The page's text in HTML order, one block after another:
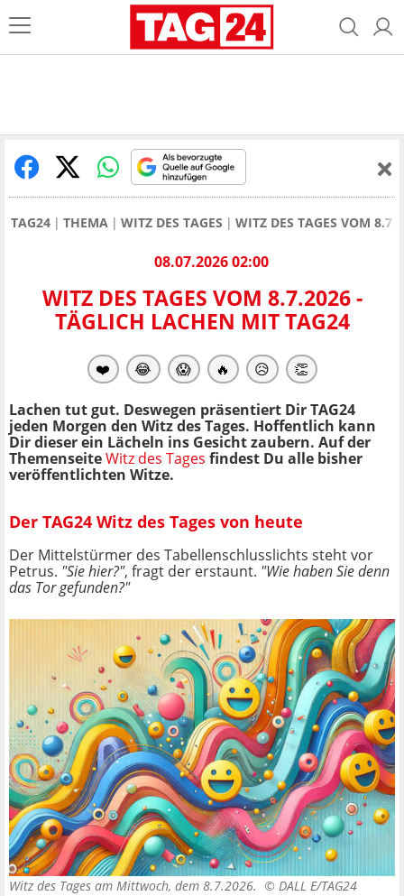
TAG24 THEMA WITZ DES TAGES WITZ DES TAGES VOM
08.07.2026 02:00
WITZ DES TAGES VOM 8.7.2026 -
TÄGLICH LACHEN MIT TAG24
❤️ 😂 😱 🔥 😥 👏
Lachen tut gut. Deswegen präsentiert Dir TAG24
jeden Morgen den Witz des Tages. Hoffentlich kann
Dir dieser ein Lächeln ins Gesicht zaubern. Auf der
ThemenseiteWitz des Tages findest Du alle bisher
veröffentlichten Witze.
Der TAG24 Witz des Tages von heute
Der Mittelstürmer des Tabellenschlusslichts steht vor
Petrus. "Sie hier?", fragt der erstaunt. "Wie haben Sie denn
das Tor gefunden?"
Witz des Tages am Mittwoch, dem 8.7.2026. © DALL E/TAG24